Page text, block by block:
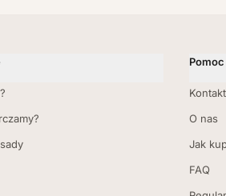
Pomoc
Kontakt
O nas
Jak
FAQ